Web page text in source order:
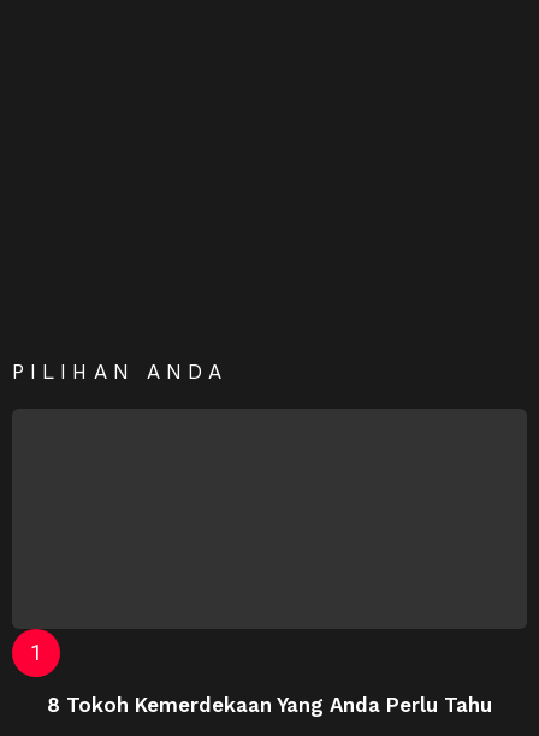
PILIHAN ANDA
8 Tokoh Kemerdekaan Yang Anda Perlu Tahu